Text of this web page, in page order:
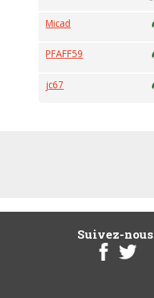
Micad
PFAFF59
jc67
Suivez-nous